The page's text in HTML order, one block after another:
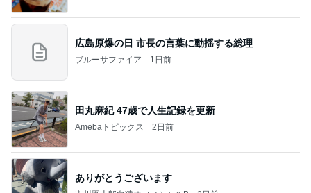
広島原爆の日 市長の言葉に動揺する総理
ブルーサファイア 1日前
田丸麻紀 47歳で人生記録を更新
Amebaトピックス 2日前
ありがとうございます